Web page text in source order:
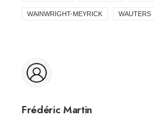
WAINWRIGHT-MEYRICK WAUTERS
Frédéric Martin